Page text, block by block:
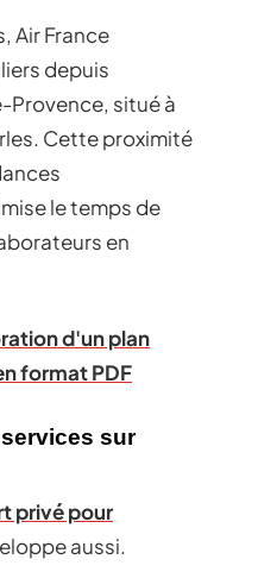
Air France
depuis
Provence, situé à
Cette proximité
le temps de
en
d'un plan
format PDF
sur
privé pour
aussi.